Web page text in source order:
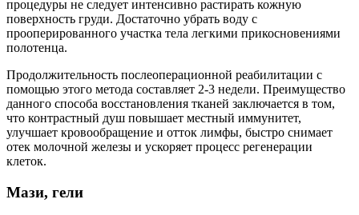
процедуры не следует интенсивно растирать кожную
поверхность груди. Достаточно убрать воду с
прооперированного участка тела легкими прикосновениями
полотенца.
Продолжительность послеоперационной реабилитации с
помощью этого метода составляет 2-3 недели. Преимущество
данного способа восстановления тканей заключается в том,
что контрастный душ повышает местный иммунитет,
улучшает кровообращение и отток лимфы, быстро снимает
отек молочной железы и ускоряет процесс регенерации
клеток.
Мази, гели